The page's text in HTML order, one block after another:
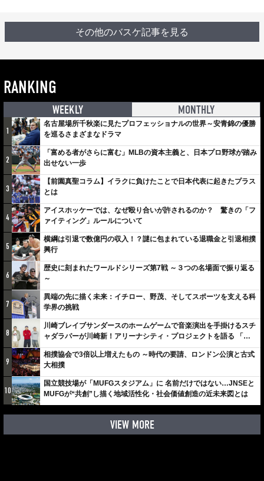
その他のバスケ記事を見る
RANKING
WEEKLY MONTHLY
1
名古屋場所千秋楽に見たプロフェッショナルの世界～安青錦の優勝
を巡るさまざまなドラマ
2
「富める者がさらに富む」MLBの資本主義と、日本プロ野球が踏み
出せない一歩
3
【前園真聖コラム】イラクに負けたことで日本代表に起きたプラス
とは
4
アイスホッケーでは、なぜ殴り合いが許されるのか？ 驚きの「フ
ァイティング」ルールについて
5
横綱は引退で数億円の収入！？謎に包まれている退職金と引退相撲
興行
6
歴史に刻まれたワールドシリーズ第7戦 ～３つの名場面で振り返る
～
7
異端の先に描く未来：イチロー、野茂、そしてスポーツを支える科
学界の挑戦
8
川崎ブレイブサンダースのホームゲームで音楽演出を手掛けるスチ
ャダラパーが川崎新！アリーナシティ・プロジェクトを語る 「楽
しみでしかないでしょ。川崎は、ずっと成長曲線だから」
9
相撲協会で3倍以上増えたもの ～時代の要請、ロンドン公演と古式
大相撲
10
国立競技場が「MUFGスタジアム」に 名前だけではない…JNSEと
MUFGが“共創”し描く地域活性化・社会価値創造の近未来図とは
VIEW MORE